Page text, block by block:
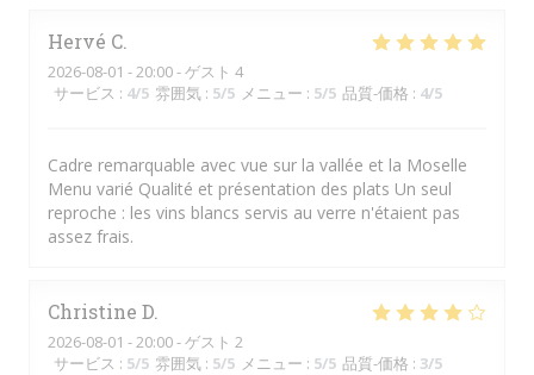
Hervé C
2026-08-01 - 20:00 - ゲスト 4
サービス : 4/5 雰囲気 : 5/5 メニュー : 5/5 品質-価格 : 4/5
Cadre remarquable avec vue sur la vallée et la Moselle
Menu varié Qualité et présentation des plats Un seul
reproche : les vins blancs servis au verre n'étaient pas
assez frais.
Christine D
2026-08-01 - 20:00 - ゲスト 2
サービス : 5/5 雰囲気 : 5/5 メニュー : 5/5 品質-価格 : 3/5